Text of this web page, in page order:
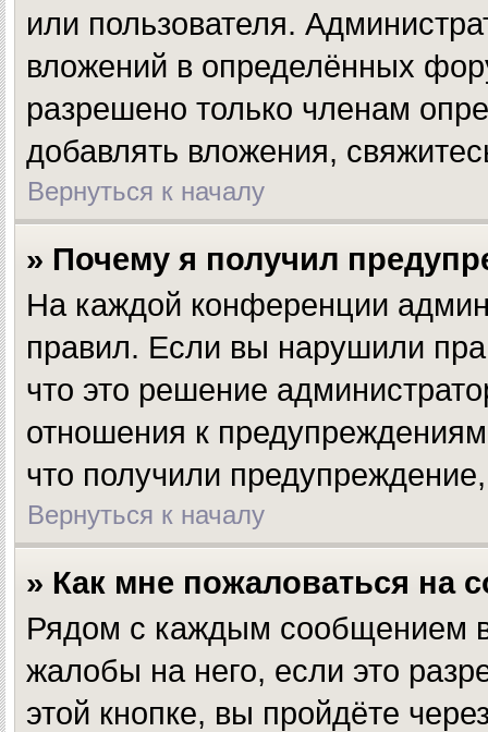
или пользователя.
вложений в определённых
разрешено только членам
добавлять вложения,
Вернуться к началу
» Почему я получил
На каждой конференции
правил. Если вы нарушили
что это решение
отношения к
что получили
Вернуться к началу
» Как мне пожаловаться на
Рядом с каждым сообщением
жалобы на него, если это
этой кнопке, вы пройдёте